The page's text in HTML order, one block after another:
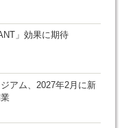
」効果に期待
アム、2027年2月に新